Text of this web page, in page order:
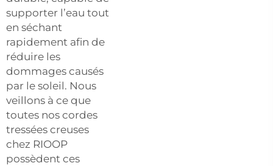
supporter l’eau tout
en séchant
rapidement afin de
réduire les
dommages causés
par le soleil. Nous
veillons à ce que
toutes nos cordes
tressées creuses
chez RIOOP
possèdent ces